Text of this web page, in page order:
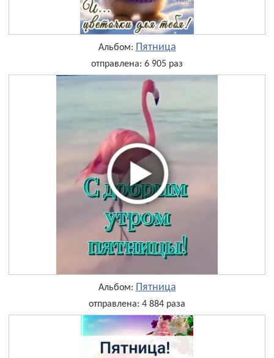
Альбом: Пятница
отправлена: 6 905 раз
Альбом: Пятница
отправлена: 4 884 раза